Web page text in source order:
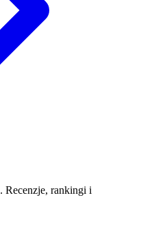
Recenzje, rankingi i